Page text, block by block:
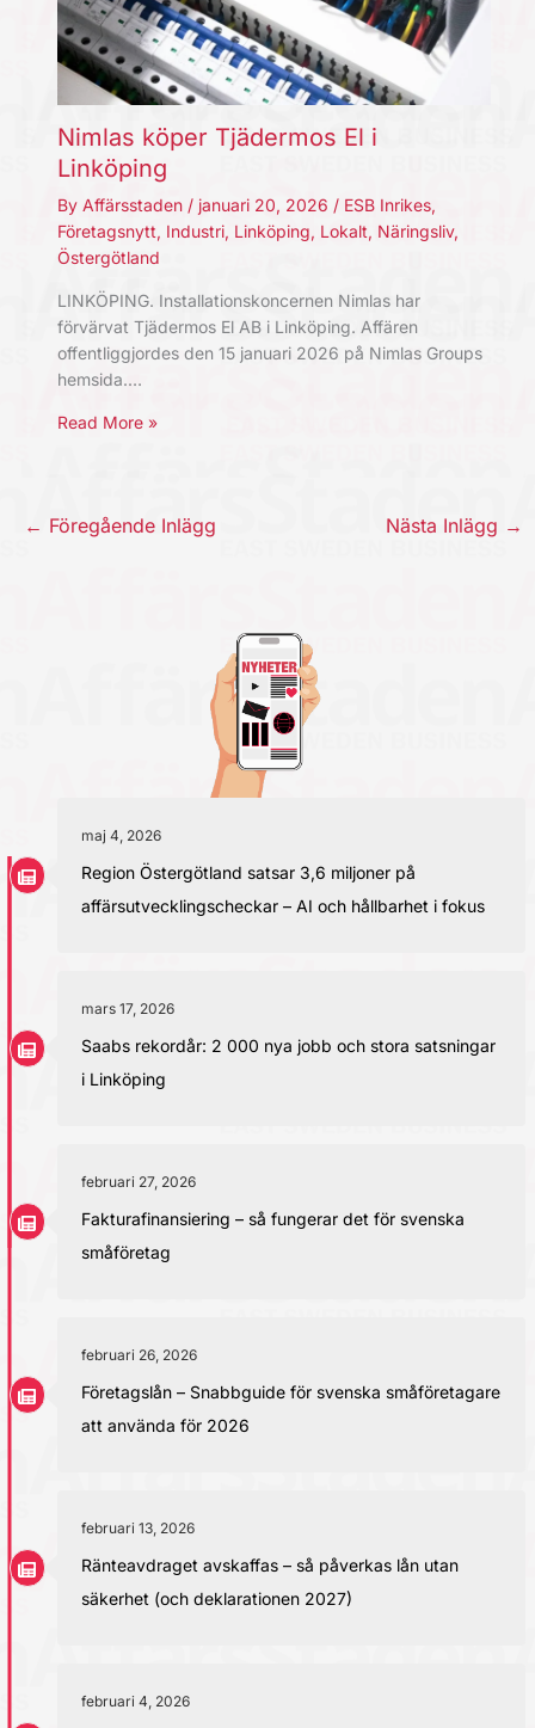
Nimlas köper Tjädermos El i
Linköping
By Affärsstaden / januari 20, 2026 / ESB Inrikes,
Företagsnytt, Industri, Linköping, Lokalt, Näringsliv,
Östergötland
LINKÖPING. Installationskoncernen Nimlas har
förvärvat Tjädermos El AB i Linköping. Affären
offentliggjordes den 15 januari 2026 på Nimlas Groups
hemsida.…
Read More »
← Föregående Inlägg Nästa Inlägg →
maj 4, 2026
Region Östergötland satsar 3,6 miljoner på
affärsutvecklingscheckar – AI och hållbarhet i fokus
mars 17, 2026
Saabs rekordår: 2 000 nya jobb och stora satsningar
i Linköping
februari 27, 2026
Fakturafinansiering – så fungerar det för svenska
småföretag
februari 26, 2026
Företagslån – Snabbguide för svenska småföretagare
att använda för 2026
februari 13, 2026
Ränteavdraget avskaffas – så påverkas lån utan
säkerhet (och deklarationen 2027)
februari 4, 2026